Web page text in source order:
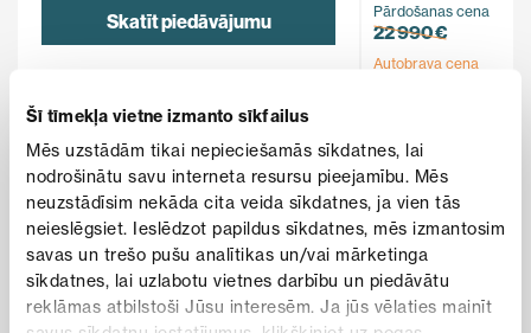
Šī tīmekļa vietne izmanto sīkfailus
Mēs uzstādām tikai nepieciešamās sīkdatnes, lai
nodrošinātu savu interneta resursu pieejamību. Mēs
neuzstādīsim nekāda cita veida sīkdatnes, ja vien tās
neieslēgsiet. Ieslēdzot papildus sīkdatnes, mēs izmantosim
savas un trešo pušu analītikas un/vai mārketinga
sīkdatnes, lai uzlabotu vietnes darbību un piedāvātu
reklāmas atbilstoši Jūsu interesēm. Ja jūs vēlaties mainīt
Skatīt piedāvājumu
Pārdošanas cena
22 990 €
Autobrava cena
ĪPAŠAIS PIEDĀVĀJUMS